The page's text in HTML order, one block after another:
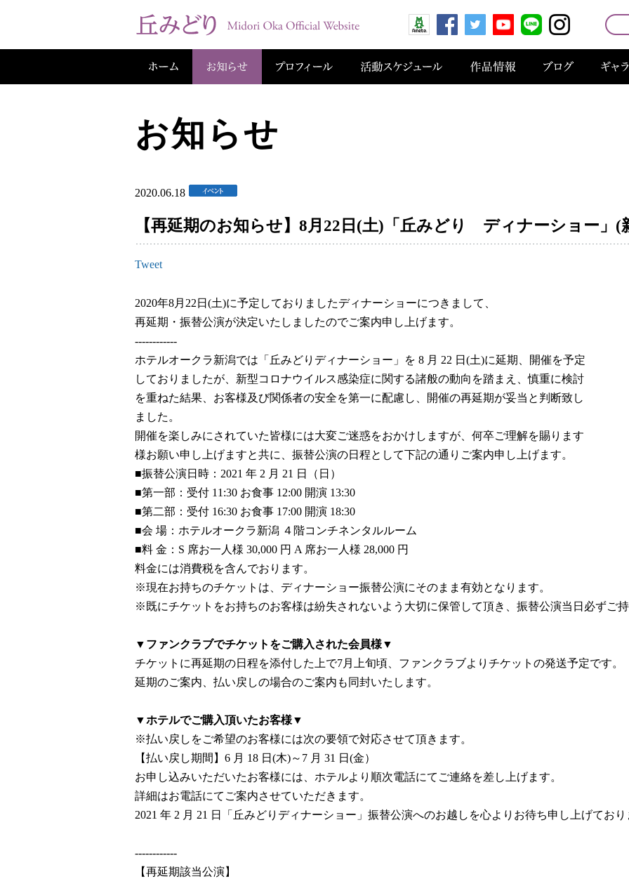
お知らせ
2020.06.18
【再延期のお知らせ】8月22日(土)「丘みどり ディナーショー」(
Tweet
2020年8月22日(土)に予定しておりましたディナーショーにつきまして、
再延期・振替公演が決定いたしましたのでご案内申し上げます。
------------
ホテルオークラ新潟では「丘みどりディナーショー」を 8 月 22 日(土)に延期、開催を予定
しておりましたが、新型コロナウイルス感染症に関する諸般の動向を踏まえ、慎重に検討
を重ねた結果、お客様及び関係者の安全を第一に配慮し、開催の再延期が妥当と判断致し
ました。
開催を楽しみにされていた皆様には大変ご迷惑をおかけしますが、何卒ご理解を賜ります
様お願い申し上げますと共に、振替公演の日程として下記の通りご案内申し上げます。
■振替公演日時：2021 年 2 月 21 日（日）
■第一部：受付 11:30 お食事 12:00 開演 13:30
■第二部：受付 16:30 お食事 17:00 開演 18:30
■会 場：ホテルオークラ新潟 ４階コンチネンタルルーム
■料 金：S 席お一人様 30,000 円 A 席お一人様 28,000 円
料金には消費税を含んでおります。
※現在お持ちのチケットは、ディナーショー振替公演にそのまま有効となります。
※既にチケットをお持ちのお客様は紛失されないよう大切に保管して頂き、振替公演当日必ずご
▼ファンクラブでチケットをご購入された会員様▼
チケットに再延期の日程を添付した上で7月上旬頃、ファンクラブよりチケットの発送予定です。
延期のご案内、払い戻しの場合のご案内も同封いたします。
▼ホテルでご購入頂いたお客様▼
※払い戻しをご希望のお客様には次の要領で対応させて頂きます。
【払い戻し期間】6 月 18 日(木)～7 月 31 日(金）
お申し込みいただいたお客様には、ホテルより順次電話にてご連絡を差し上げます。
詳細はお電話にてご案内させていただきます。
2021 年 2 月 21 日「丘みどりディナーショー」振替公演へのお越しを心よりお待ち申し上げてお
------------
【再延期該当公演】